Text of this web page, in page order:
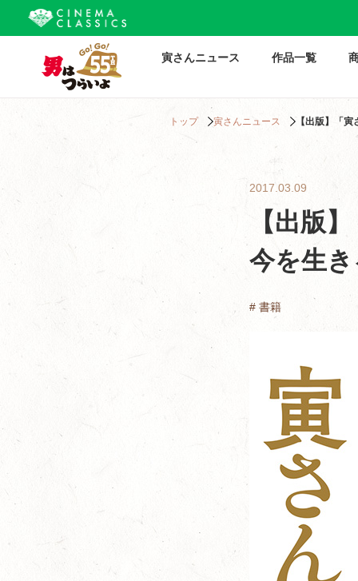
寅さんニュース 作品一覧
トップ 寅さんニュース 【出版】「
2017.03.09
【出版
今を生
# 書籍